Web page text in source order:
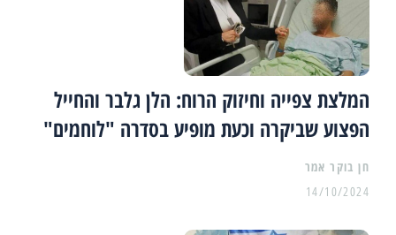
המלצת צפייה וחיזוק הרוח: הלן גלבר והחייל
הפצוע שביקרה וכעת מופיע בסדרה "לוחמים"
14/10/2024